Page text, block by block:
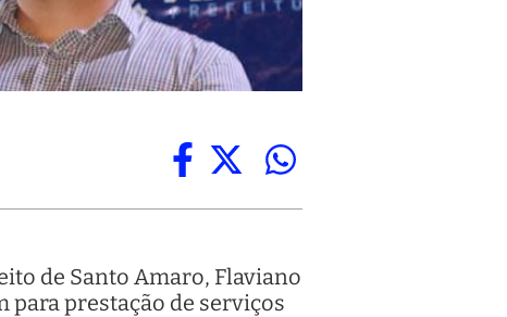
de Santo Amaro, Flaviano
para prestação de serviços